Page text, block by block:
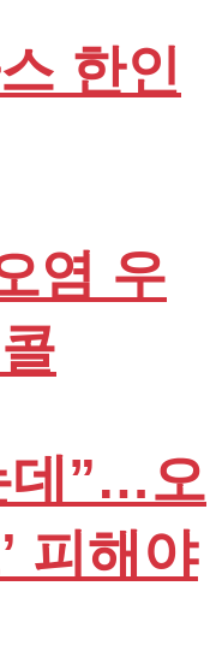
한인
염 우
데”…오
피해야